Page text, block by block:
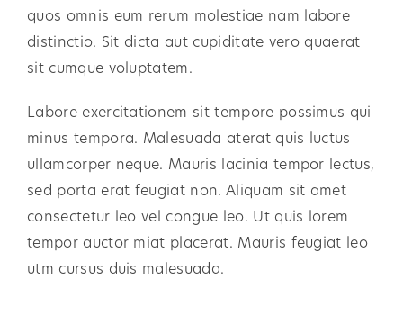
quos omnis eum rerum molestiae nam labore
distinctio. Sit dicta aut cupiditate vero quaerat
sit cumque voluptatem.
Labore exercitationem sit tempore possimus qui
minus tempora. Malesuada aterat quis luctus
ullamcorper neque. Mauris lacinia tempor lectus,
sed porta erat feugiat non. Aliquam sit amet
consectetur leo vel congue leo. Ut quis lorem
tempor auctor miat placerat. Mauris feugiat leo
utm cursus duis malesuada.